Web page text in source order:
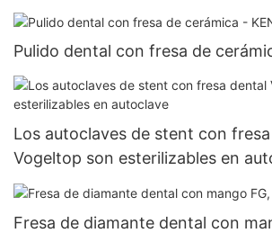
piedras dentales Equipos de
Pulido dental con fresa de
Los autoclaves de stent con
Vogeltop son esterilizables en
Fresa de diamante dental con